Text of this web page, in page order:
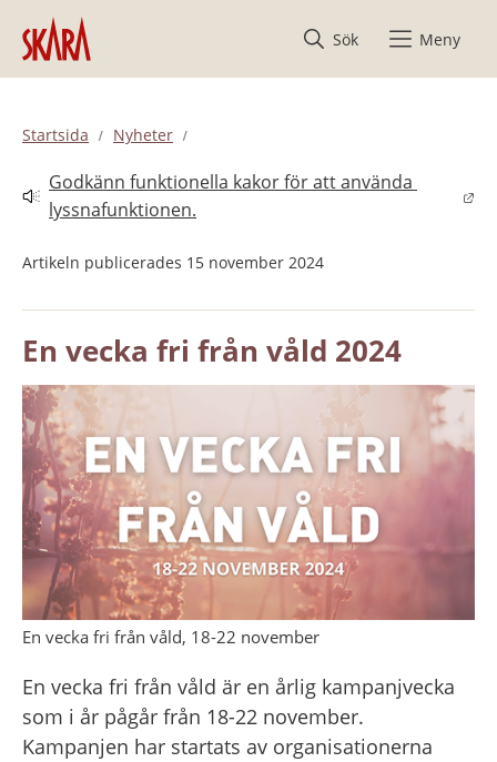
Hoppa till innehåll
Sök
Meny
Startsida Nyheter
Godkänn funktionella kakor för att använda
lyssnafunktionen.
Länk till annan webbplats.
Artikeln publicerades 15 november 2024
En vecka fri från våld 2024
En vecka fri från våld, 18-22 november
En vecka fri från våld är en årlig kampanjvecka
som i år pågår från 18-22 november.
Kampanjen har startats av organisationerna